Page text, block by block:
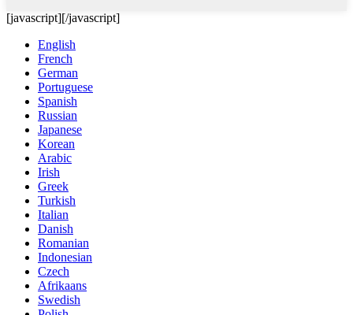
[javascript][/javascript]
English
French
German
Portuguese
Spanish
Russian
Japanese
Korean
Arabic
Irish
Greek
Turkish
Italian
Danish
Romanian
Indonesian
Czech
Afrikaans
Swedish